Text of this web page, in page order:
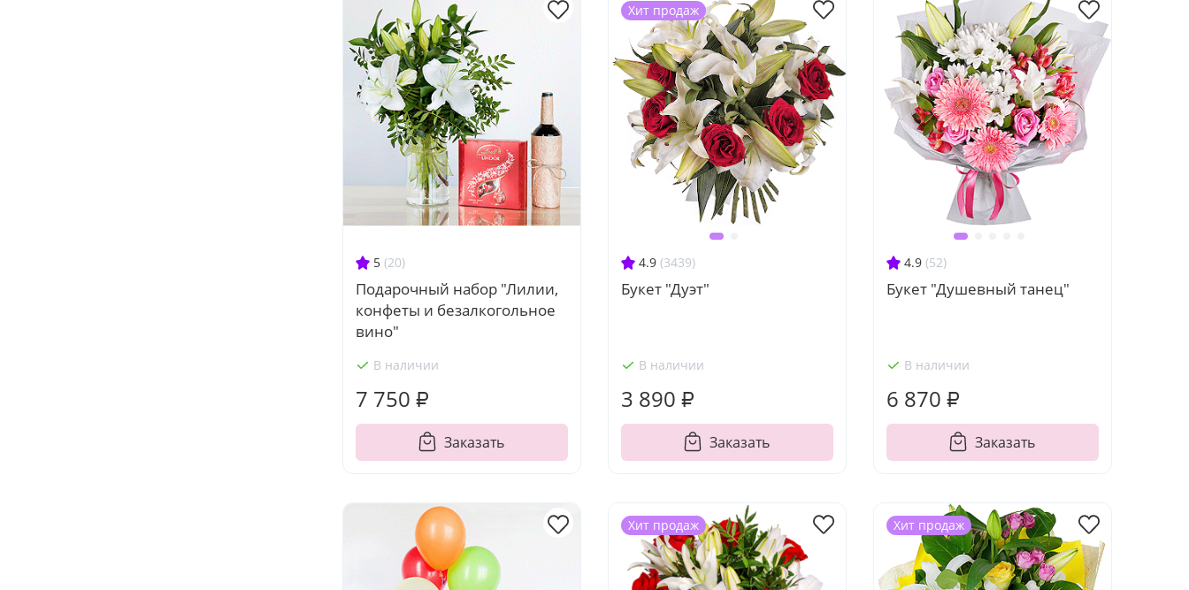
5 (20)
Подарочный набор "Лилии,
конфеты и безалкогольное
вино"
В наличии
7 750 ₽
Заказать
4.9 (3439)
Букет "Дуэт"
В наличии
3 890 ₽
Заказать
Хит продаж
4.9 (52)
Букет "Душевный танец"
В наличии
6 870 ₽
Заказать
Хит продаж Хит продаж